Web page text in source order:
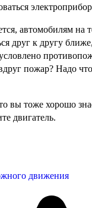
автомобилям на
друг к другу
пожар? Надо
вы тоже хорошо
двигатель.
движения